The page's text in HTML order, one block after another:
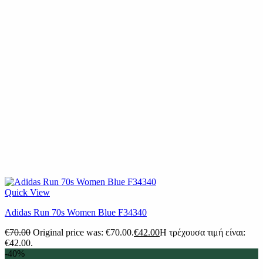
Quick View
Adidas Run 70s Women Blue F34340
€70.00 Original price was: €70.00.€42.00Η τρέχουσα τιμή είναι:
€42.00.
-40%